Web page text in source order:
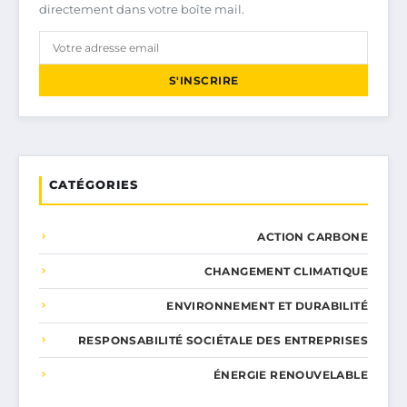
directement dans votre boîte mail.
S'INSCRIRE
CATÉGORIES
ACTION CARBONE
CHANGEMENT CLIMATIQUE
ENVIRONNEMENT ET DURABILITÉ
RESPONSABILITÉ SOCIÉTALE DES ENTREPRISES
ÉNERGIE RENOUVELABLE